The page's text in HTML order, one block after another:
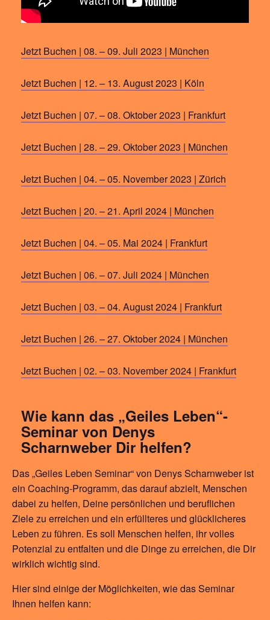
Jetzt Buchen | 08. – 09. Juli 2023 | München
Jetzt Buchen | 12. – 13. August 2023 | Köln
Jetzt Buchen | 07. – 08. Oktober 2023 | Frankfurt
Jetzt Buchen | 28. – 29. Oktober 2023 | München
Jetzt Buchen | 04. – 05. November 2023 | Zürich
Jetzt Buchen | 20. – 21. April 2024 | München
Jetzt Buchen | 04. – 05. Mai 2024 | Frankfurt
Jetzt Buchen | 06. – 07. Juli 2024 | München
Jetzt Buchen | 03. – 04. August 2024 | Frankfurt
Jetzt Buchen | 26. – 27. Oktober 2024 | München
Jetzt Buchen | 02. – 03. November 2024 | Frankfurt
Wie kann das „Geiles Leben“-
Seminar von Denys
Scharnweber Dir helfen?
Das „Geiles Leben Seminar“ von Denys Scharnweber ist
ein Coaching-Programm, das darauf abzielt, Menschen
dabei zu helfen, Deine persönlichen und beruflichen
Ziele zu erreichen und ein erfüllteres und glücklicheres
Leben zu führen. Es soll Menschen helfen, ihr volles
Potenzial zu entfalten und die Dinge zu erreichen, die Dir
wirklich wichtig sind.
Hier sind einige der Möglichkeiten, wie das Seminar
Ihnen helfen kann: